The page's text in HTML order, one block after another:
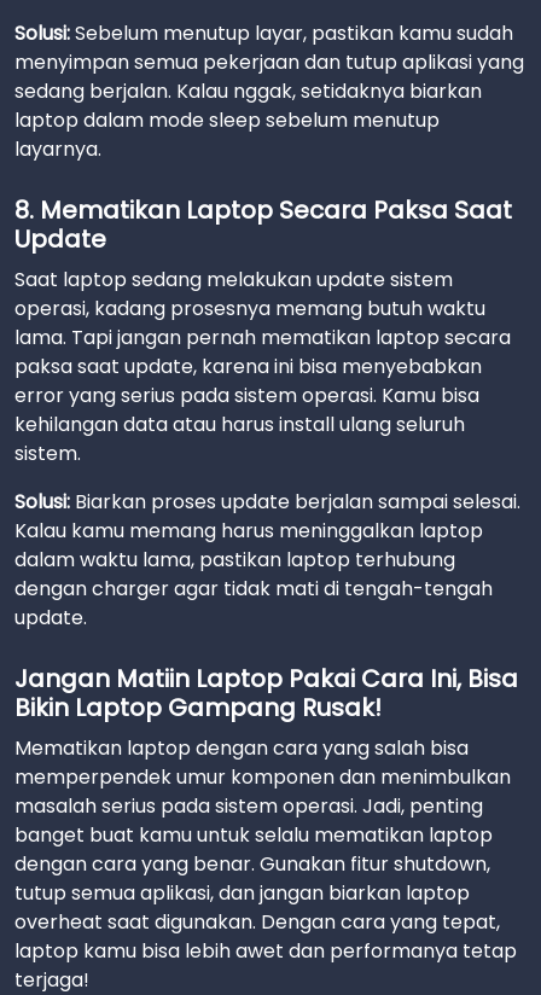
Solusi:Sebelum menutup layar, pastikan kamu sudah
menyimpan semua pekerjaan dan tutup aplikasi yang
sedang berjalan. Kalau nggak, setidaknya biarkan
laptop dalam mode sleep sebelum menutup
layarnya.
8. Mematikan Laptop Secara Paksa Saat
Update
Saat laptop sedang melakukan update sistem
operasi, kadang prosesnya memang butuh waktu
lama. Tapi jangan pernah mematikan laptop secara
paksa saat update, karena ini bisa menyebabkan
error yang serius pada sistem operasi. Kamu bisa
kehilangan data atau harus install ulang seluruh
sistem.
Solusi: Biarkan proses update berjalan sampai selesai.
Kalau kamu memang harus meninggalkan laptop
dalam waktu lama, pastikan laptop terhubung
dengan charger agar tidak mati di tengah-tengah
update.
Jangan Matiin Laptop Pakai Cara Ini, Bisa
Bikin Laptop Gampang Rusak!
Mematikan laptop dengan cara yang salah bisa
memperpendek umur komponen dan menimbulkan
masalah serius pada sistem operasi. Jadi, penting
banget buat kamu untuk selalu mematikan laptop
dengan cara yang benar. Gunakan fitur shutdown,
tutup semua aplikasi, dan jangan biarkan laptop
overheat saat digunakan. Dengan cara yang tepat,
laptop kamu bisa lebih awet dan performanya tetap
terjaga!